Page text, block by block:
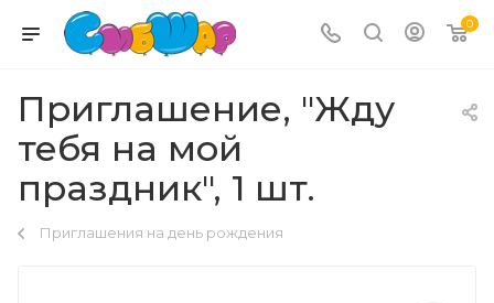
0
Приглашение, "Жду
тебя на мой
праздник", 1 шт.
Приглашения на день рождения